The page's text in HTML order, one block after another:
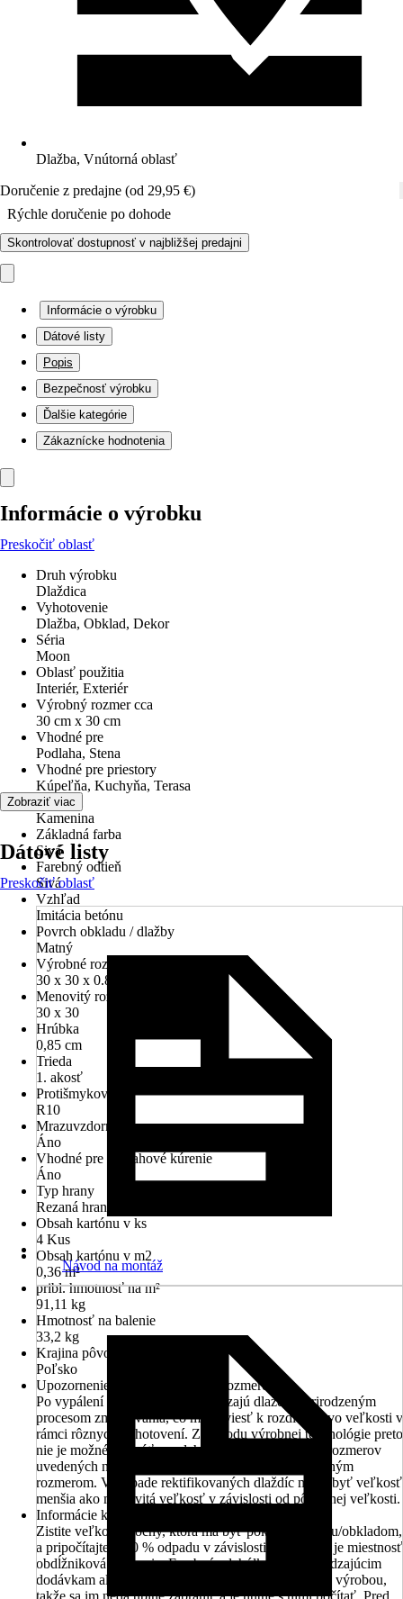
Dlažba, Vnútorná oblasť
Doručenie z predajne (od 29,95 €)
Rýchle doručenie po dohode
Skontrolovať dostupnosť v najbližšej predajni
Informácie o výrobku
Dátové listy
Popis
Bezpečnosť výrobku
Ďalšie kategórie
Zákaznícke hodnotenia
Informácie o výrobku
Preskočiť oblasť
Druh výrobku
Dlaždica
Vyhotovenie
Dlažba, Obklad, Dekor
Séria
Moon
Oblasť použitia
Interiér, Exteriér
Výrobný rozmer cca
30 cm x 30 cm
Vhodné pre
Podlaha, Stena
Vhodné pre priestory
Kúpeľňa, Kuchyňa, Terasa
Materiál
Kamenina
Základná farba
Sivá
Farebný odtieň
Sivá
Vzhľad
Imitácia betónu
Povrch obkladu / dlažby
Matný
Výrobné rozmery ŠxDxH v cm
30 x 30 x 0.85 cm
Menovitý rozmer v cm
30 x 30
Hrúbka
0,85 cm
Trieda
1. akosť
Protišmykovosť
R10
Mrazuvzdorné
Áno
Vhodné pre podlahové kúrenie
Áno
Typ hrany
Rezaná hrana
Obsah kartónu v ks
4 Kus
Obsah kartónu v m2
0,36 m²
pribl. hmotnosť na m²
91,11 kg
Hmotnosť na balenie
33,2 kg
Krajina pôvodu
Poľsko
Upozornenie ohľadom údajov o rozmeroch
Po vypálení pri chladnutí prechádzajú dlaždice prirodzeným
procesom zmršťovania, čo môže viesť k rozdielom vo veľkosti v
rámci rôznych vyhotovení. Z dôvodu výrobnej technológie preto
nie je možné vyhnúť sa odchýlkam od menovitých rozmerov
uvedených na krabici alebo v obchode oproti výrobným
rozmerom. V prípade rektifikovaných dlaždíc môže byť veľkosť
menšia ako menovitá veľkosť v závislosti od pôvodnej veľkosti.
Informácie k nákupu dlažby/obkladu
Zistite veľkosť plochy, ktorá má byť pokrytá dlažbou/obkladom,
a pripočítajte 5-10 % odpadu v závislosti od toho, či je miestnosť
obdĺžniková alebo nie. Farebné odchýlky k predchádzajúcim
dodávkam alebo vzorkám v predajni sú podmienené výrobou,
takže sa im nedá úplne zabrániť a je nutné s nimi počítať. Pred
Zobraziť viac
Dátové listy
Preskočiť oblasť
Návod na montáž